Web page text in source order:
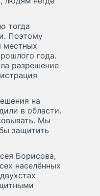
тогда
Поэтому
местных
года.
разрешение
на
в области.
Мы
защитить
Борисова,
населённых